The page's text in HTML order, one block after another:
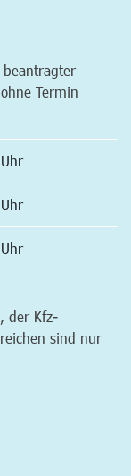
beantragter
Termin
der Kfz-
sind nur